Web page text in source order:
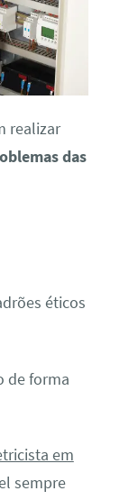
realizar
das
éticos
de forma
em
sempre